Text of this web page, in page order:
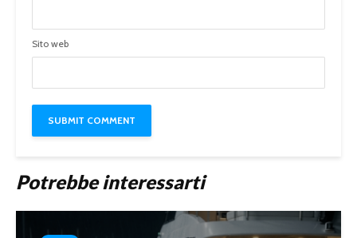
Sito web
Potrebbe interessarti